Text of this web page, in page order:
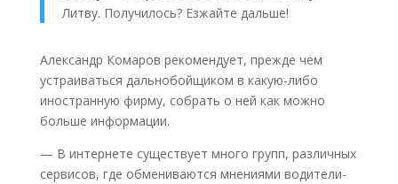
Литву. Получилось? Езжайте дальше!
Александр Комаров рекомендует, прежде чем
устраиваться дальнобойщиком в какую-либо
иностранную фирму, собрать о ней как можно
больше информации.
— В интернете существует много групп, различных
сервисов, где обмениваются мнениями водители-